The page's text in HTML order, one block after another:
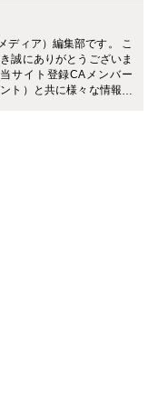
ディア）編集部です。 こ
誠にありがとうございま
サイト登録CAメンバー
ト）と共に様々な情報を